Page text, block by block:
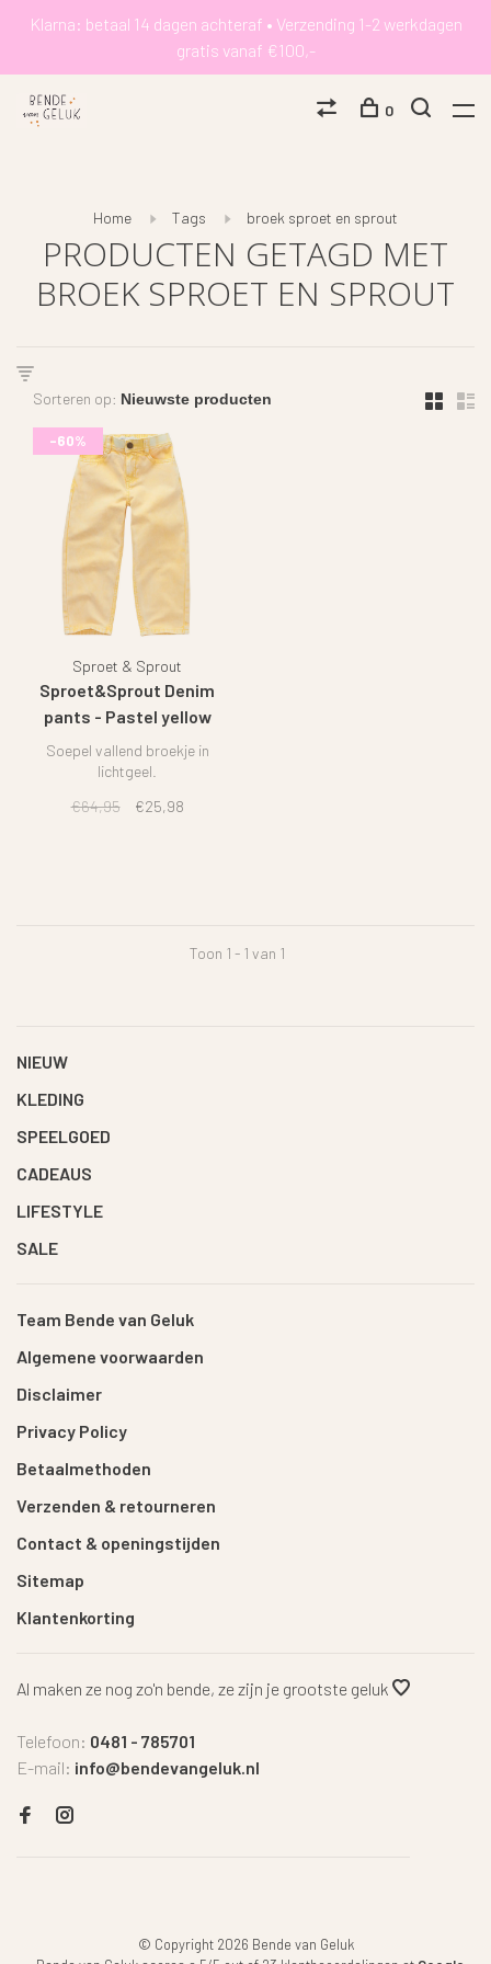
Klarna: betaal 14 dagen achteraf • Verzending 1-2 werkdagen
gratis vanaf €100,-
0
Home Tags broek sproet en sprout
PRODUCTEN GETAGD MET
BROEK SPROET EN SPROUT
Sorteren op:
-60%
Sproet & Sprout
Sproet&Sprout Denim
pants - Pastel yellow
Soepel vallend broekje in
lichtgeel.
€64,95
€25,98
Toon 1 - 1 van 1
NIEUW
KLEDING
SPEELGOED
CADEAUS
LIFESTYLE
SALE
Team Bende van Geluk
Algemene voorwaarden
Disclaimer
Privacy Policy
Betaalmethoden
Verzenden & retourneren
Contact & openingstijden
Sitemap
Klantenkorting
Al maken ze nog zo'n bende, ze zijn je grootste geluk
Telefoon: 0481 - 785701
E-mail: info@bendevangeluk.nl
© Copyright 2026 Bende van Geluk